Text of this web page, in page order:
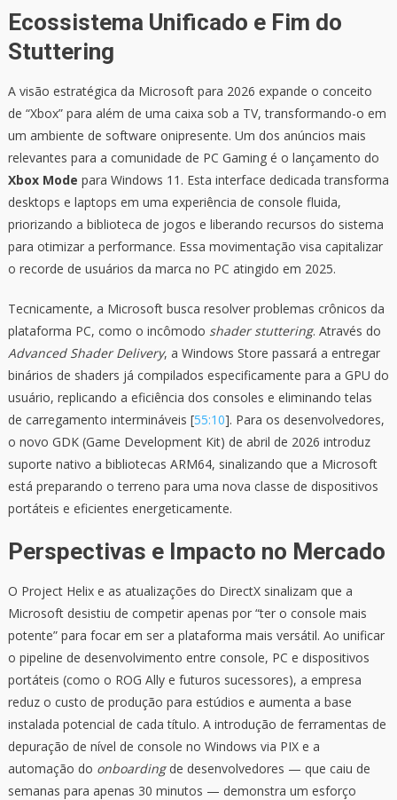
Ecossistema Unificado e Fim do
Stuttering
A visão estratégica da Microsoft para 2026 expande o conceito
de “Xbox” para além de uma caixa sob a TV, transformando-o em
um ambiente de software onipresente. Um dos anúncios mais
relevantes para a comunidade de PC Gaming é o lançamento do
Xbox Mode para Windows 11. Esta interface dedicada transforma
desktops e laptops em uma experiência de console fluida,
priorizando a biblioteca de jogos e liberando recursos do sistema
para otimizar a performance. Essa movimentação visa capitalizar
o recorde de usuários da marca no PC atingido em 2025.
Tecnicamente, a Microsoft busca resolver problemas crônicos da
plataforma PC, como o incômodo shader stuttering. Através do
Advanced Shader Delivery, a Windows Store passará a entregar
binários de shaders já compilados especificamente para a GPU do
usuário, replicando a eficiência dos consoles e eliminando telas
de carregamento intermináveis [55:10]. Para os desenvolvedores,
o novo GDK (Game Development Kit) de abril de 2026 introduz
suporte nativo a bibliotecas ARM64, sinalizando que a Microsoft
está preparando o terreno para uma nova classe de dispositivos
portáteis e eficientes energeticamente.
Perspectivas e Impacto no Mercado
O Project Helix e as atualizações do DirectX sinalizam que a
Microsoft desistiu de competir apenas por “ter o console mais
potente” para focar em ser a plataforma mais versátil. Ao unificar
o pipeline de desenvolvimento entre console, PC e dispositivos
portáteis (como o ROG Ally e futuros sucessores), a empresa
reduz o custo de produção para estúdios e aumenta a base
instalada potencial de cada título. A introdução de ferramentas de
depuração de nível de console no Windows via PIX e a
automação do onboardingde desenvolvedores — que caiu de
semanas para apenas 30 minutos — demonstra um esforço